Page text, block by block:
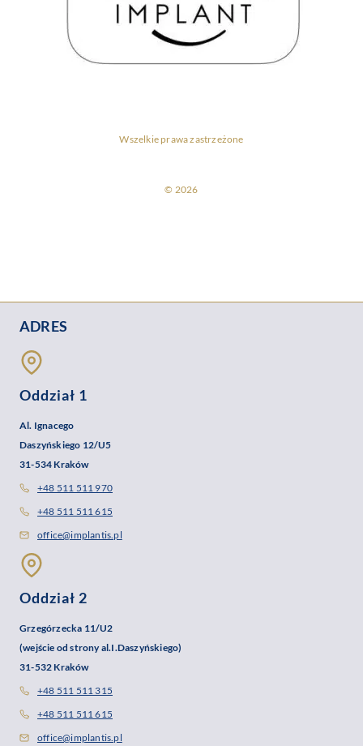
Wszelkie prawa zastrzeżone
© 2026
ADRES
Oddział 1
Al. Ignacego
Daszyńskiego 12/U5
31-534 Kraków
+48 511 511 970
+48 511 511 615
office@implantis.pl
Oddział 2
Grzegórzecka 11/U2
(wejście od strony al.I.Daszyńskiego)
31-532 Kraków
+48 511 511 315
+48 511 511 615
office@implantis.pl